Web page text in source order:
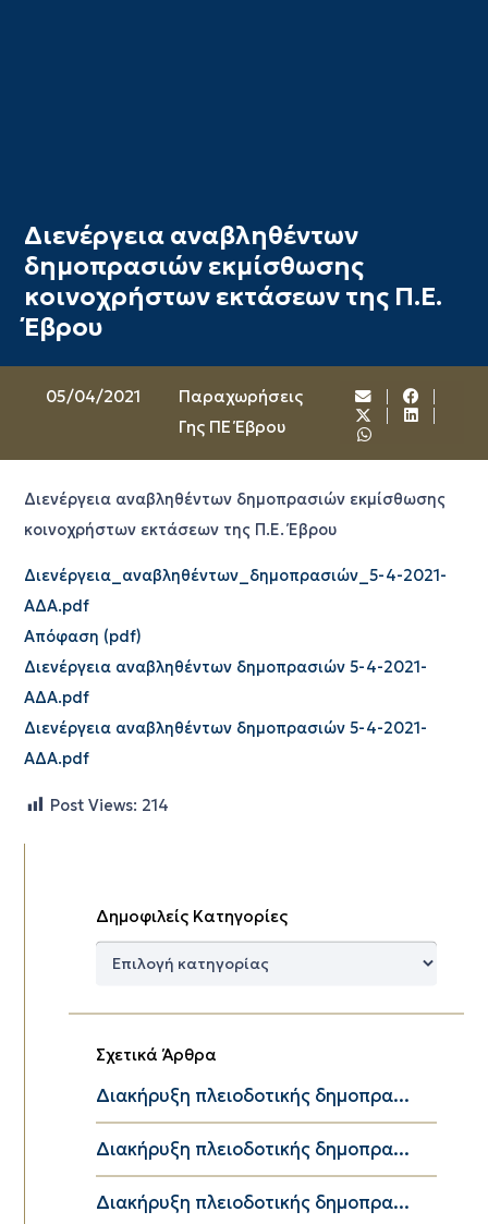
Διενέργεια αναβληθέντων
δημοπρασιών εκμίσθωσης
κοινοχρήστων εκτάσεων της Π.Ε.
Έβρου
05/04/2021
Παραχωρήσεις
Γης ΠΕ Έβρου
Διενέργεια αναβληθέντων δημοπρασιών εκμίσθωσης
κοινοχρήστων εκτάσεων της Π.Ε. Έβρου
Διενέργεια_αναβληθέντων_δημοπρασιών_5-4-2021-
ΑΔΑ.pdf
Απόφαση (pdf)
Διενέργεια αναβληθέντων δημοπρασιών 5-4-2021-
ΑΔΑ.pdf
Διενέργεια αναβληθέντων δημοπρασιών 5-4-2021-
ΑΔΑ.pdf
Post Views: 214
Δημοφιλείς Κατηγορίες
Δημοφιλείς
Σχετικά Άρθρα
Διακήρυξη πλειοδοτικής δημοπρα...
Διακήρυξη πλειοδοτικής δημοπρα...
Διακήρυξη πλειοδοτικής δημοπρα...